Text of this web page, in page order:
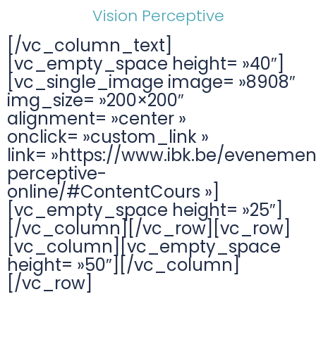
Vision Perceptive
[/vc_column_text]
[vc_empty_space height= »40″]
[vc_single_image image= »8908″
img_size= »200×200″
alignment= »center »
onclick= »custom_link »
link= »https://www.ibk.be/
perceptive-
online/#ContentCours »]
[vc_empty_space height= »25″]
[/vc_column][/vc_row][vc_row]
[vc_column][vc_empty_space
height= »50″][/vc_column]
[/vc_row]